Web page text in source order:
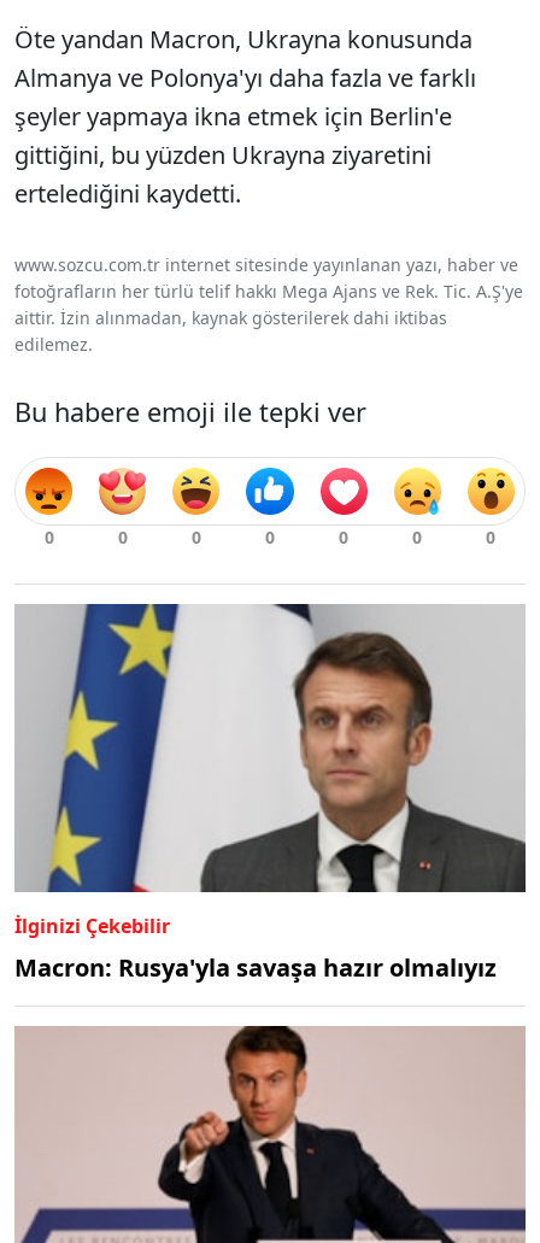
Öte yandan Macron, Ukrayna konusunda
Almanya ve Polonya'yı daha fazla ve farklı
şeyler yapmaya ikna etmek için Berlin'e
gittiğini, bu yüzden Ukrayna ziyaretini
ertelediğini kaydetti.
www.sozcu.com.tr internet sitesinde yayınlanan yazı, haber ve
fotoğrafların her türlü telif hakkı Mega Ajans ve Rek. Tic. A.Ş'ye
aittir. İzin alınmadan, kaynak gösterilerek dahi iktibas
edilemez.
Bu habere emoji ile tepki ver
İlginizi Çekebilir
Macron: Rusya'yla savaşa hazır olmalıyız